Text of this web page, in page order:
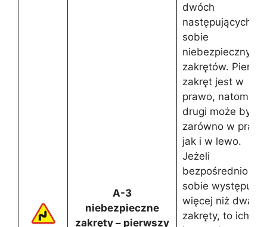
A-3
niebezpieczne
zakręty – pierwszy
dwóch
następujących po
sobie
niebezpiecznych
zakrętów.
zakręt jest w
prawo, natomiast
drugi może być
zarówno w
jak i w lewo.
Jeżeli
bezpośrednio po
sobie występują
więcej niż dwa
zakręty, to ich